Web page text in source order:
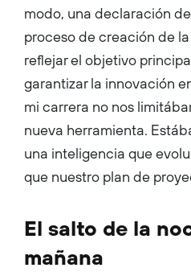
modo, una declaración
proceso de creación de
reflejar el objetivo
garantizar la innovación
mi carrera no nos
nueva herramienta.
una inteligencia que
que nuestro plan de
El salto de la
mañana